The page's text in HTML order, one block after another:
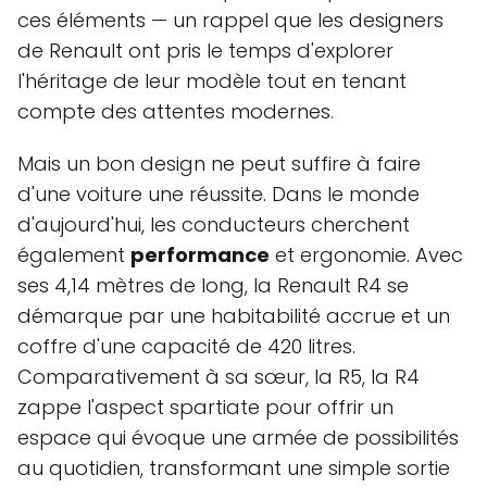
ces éléments — un rappel que les designers
de Renault ont pris le temps d'explorer
l'héritage de leur modèle tout en tenant
compte des attentes modernes.
Mais un bon design ne peut suffire à faire
d'une voiture une réussite. Dans le monde
d'aujourd'hui, les conducteurs cherchent
également performance et ergonomie. Avec
ses 4,14 mètres de long, la Renault R4 se
démarque par une habitabilité accrue et un
coffre d'une capacité de 420 litres.
Comparativement à sa sœur, la R5, la R4
zappe l'aspect spartiate pour offrir un
espace qui évoque une armée de possibilités
au quotidien, transformant une simple sortie